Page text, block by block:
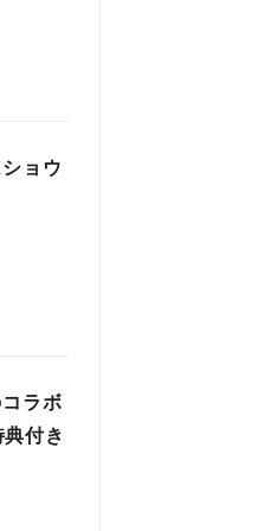
ョウ
ラボ
付き